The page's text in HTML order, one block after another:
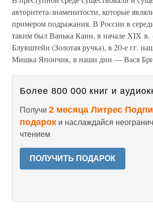
авторитета-знаменитости, которые
примером подражания. В России в
таким был Ванька Каин, в начале XIX
Блувштейн (Золотая ручка), в 20-е гг.
Мишка Япончик, в наши дни — Вася
Более 800 000 книг и
Получи 2 месяца Литрес
подарок и наслаждайся
чтением
ПОЛУЧИТЬ ПОДАРОК